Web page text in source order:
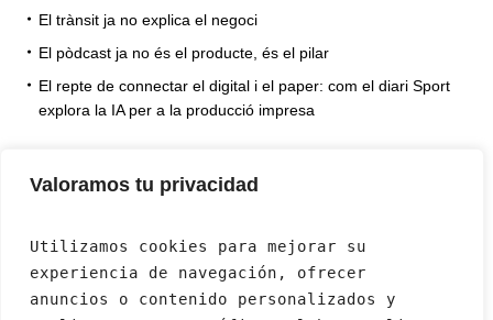
Valoramos tu privacidad
Utilizamos cookies para mejorar su
experiencia de navegación, ofrecer
anuncios o contenido personalizados y
El trànsit ja no explica el negoci
El pòdcast ja no és el producte, és el pilar
El repte de connectar el digital i el paper: com el diari Sport
explora la IA per a la producció impresa